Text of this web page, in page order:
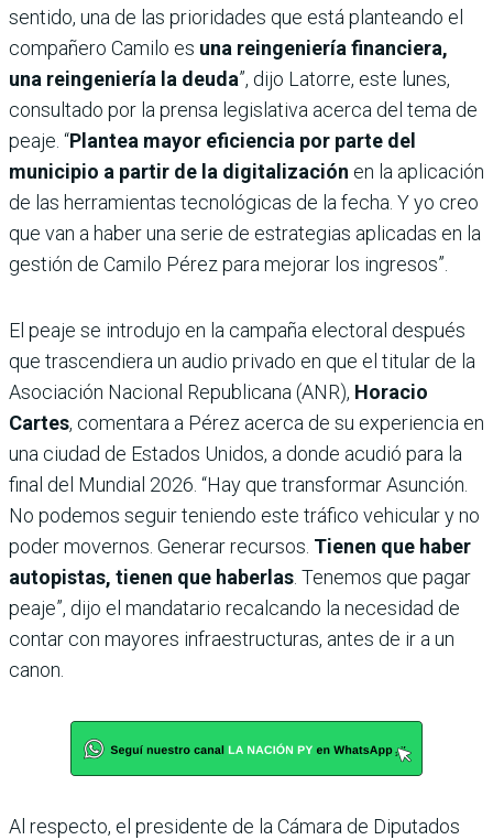
sentido, una de las prioridades que está planteando el
compañero Camilo es una reingeniería financiera,
una reingeniería la deuda”, dijo Latorre, este lunes,
consultado por la prensa legislativa acerca del tema de
peaje. “Plantea mayor eficiencia por parte del
municipio a partir de la digitalización en la aplicación
de las herramientas tecnológicas de la fecha. Y yo creo
que van a haber una serie de estrategias aplicadas en la
gestión de Camilo Pérez para mejorar los ingresos”.
El peaje se introdujo en la campaña electoral después
que trascendiera un audio privado en que el titular de la
Asociación Nacional Republicana (ANR), Horacio
Cartes, comentara a Pérez acerca de su experiencia en
una ciudad de Estados Unidos, a donde acudió para la
final del Mundial 2026. “Hay que transformar Asunción.
No podemos seguir teniendo este tráfico vehicular y no
poder movernos. Generar recursos. Tienen que haber
autopistas, tienen que haberlas. Tenemos que pagar
peaje”, dijo el mandatario recalcando la necesidad de
contar con mayores infraestructuras, antes de ir a un
canon.
Al respecto, el presidente de la Cámara de Diputados